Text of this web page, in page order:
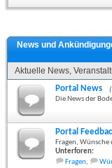
News und
Aktuelle News,
Portal News
Die News der
Portal
Fragen,
Unterforen:
Fragen,